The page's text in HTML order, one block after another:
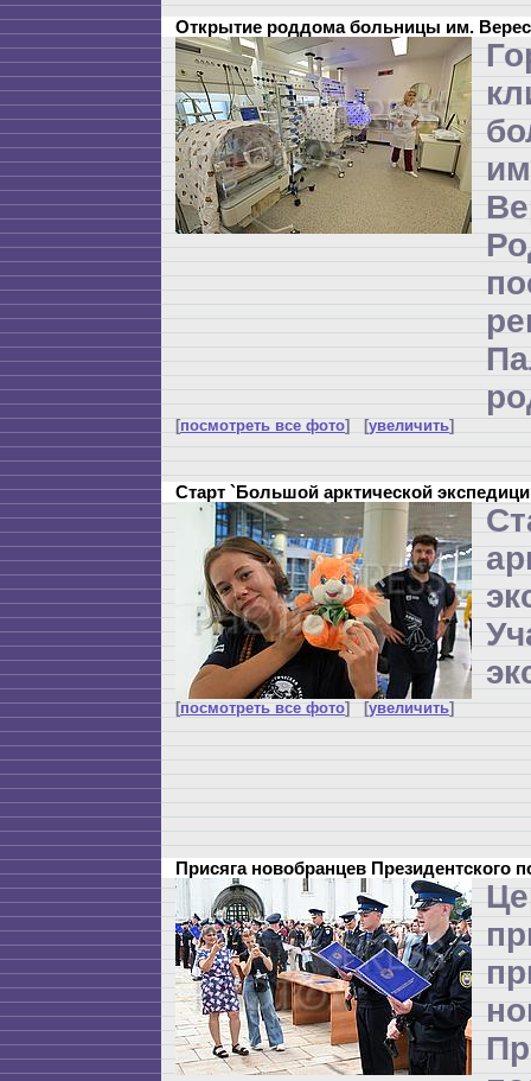
Открытие роддома больницы им.
[посмотреть все фото] [увеличить]
Старт `Большой арктической
[посмотреть все фото] [увеличить]
Присяга новобранцев Президентского